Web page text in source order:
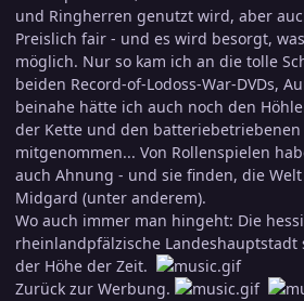
und Ringherren genutzt wird, aber
Preislich fair - und es wird besorgt,
möglich. Nur so kam ich an die tolle
beiden Record-of-Lodoss-War-DVDs,
beinahe hätte ich auch noch den
der Kette und den batteriebetriebenen
mitgenommen... Von Rollenspielen
auch Ahnung - und sie finden, die
Midgard (unter anderem).
Wo auch immer man hingeht: Die
rheinlandpfälzische Landeshauptstadt
der Höhe der Zeit.
Zurück zur Werbung.